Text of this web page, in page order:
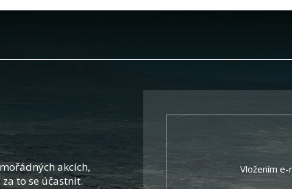
akcích,
to se účastnit.
Vložením